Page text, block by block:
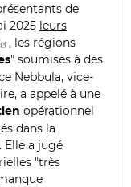
de
2025 leurs
, les régions
" soumises à des
Nebbula, vice-
a appelé à une
opérationnel
dans la
Elle a jugé
"très